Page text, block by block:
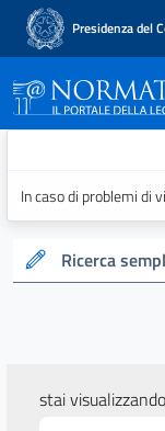
Presidenza del
In caso di problemi di
Ricerca
stai